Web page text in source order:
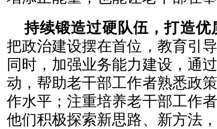
持续锻造过硬队伍，打造优
把政治建设摆在首位，教育引
同时，加强业务能力建设，通
动，帮助老干部工作者熟悉政
作水平；注重培养老干部工作
他们积极探索新思路、新方法